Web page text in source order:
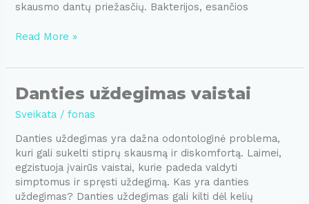
skausmo dantų priežasčių. Bakterijos, esančios
Skauda
Read More »
Danties uždegimas vaistai
Sveikata /fonas
Danties uždegimas yra dažna odontologinė problema,
kuri gali sukelti stiprų skausmą ir diskomfortą. Laimei,
egzistuoja įvairūs vaistai, kurie padeda valdyti
simptomus ir spręsti uždegimą. Kas yra danties
uždegimas? Danties uždegimas gali kilti dėl kelių